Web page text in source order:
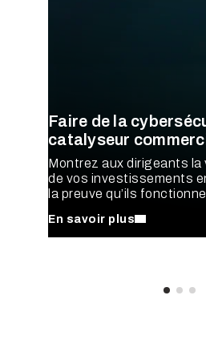
Faire de la
catalyseur
Montrez aux dirigeants la
de vos investissements
la preuve qu’ils
En savoir plus